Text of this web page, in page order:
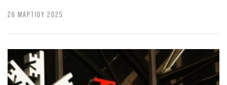
26 ΜΑΡΤΙΟΥ 2025